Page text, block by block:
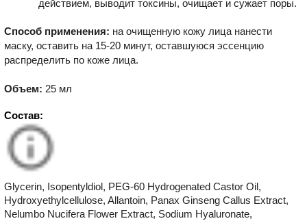
действием, выводит токсины, очищает и сужает поры.
Способ применения: на очищенную кожу лица нанести
маску, оставить на 15-20 минут, оставшуюся эссенцию
распределить по коже лица.
Объем: 25 мл
Состав:
Glycerin, Isopentyldiol, PEG-60 Hydrogenated Castor Oil,
Hydroxyethylcellulose, Allantoin, Panax Ginseng Callus Extract,
Nelumbo Nucifera Flower Extract, Sodium Hyaluronate,